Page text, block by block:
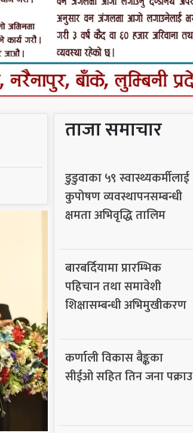
ताजा समाचार
डुडुवाका ५९ स्वास्थ्यकर्मीलाई
कुपोषण व्यवस्थापनसम्बन्धी
क्षमता अभिवृद्धि तालिम
बारबर्दियामा प्रारम्भिक
पहिचान तथा समावेशी
शिक्षासम्बन्धी अभिमुखीकरण
कर्णाली विकास बैङ्कका
सीईओ सहित तिन जना पक्राउ